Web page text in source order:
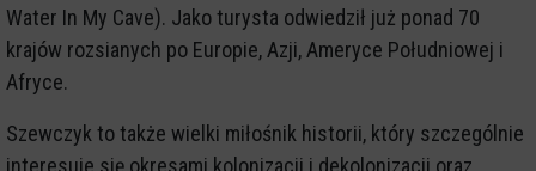
Water In My Cave). Jako turysta odwiedził już ponad 70
krajów rozsianych po Europie, Azji, Ameryce Południowej i
Afryce.
Szewczyk to także wielki miłośnik historii, który szczególnie
interesuje się okresami kolonizacji i dekolonizacji oraz